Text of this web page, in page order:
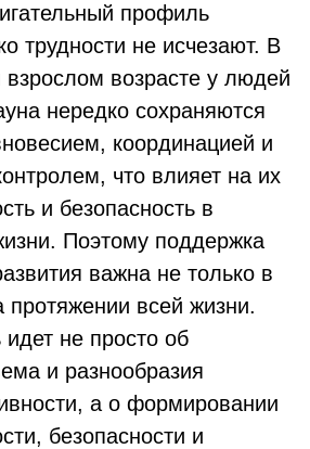
профиль
трудности не исчезают. В
взрослом возрасте у людей
нередко сохраняются
координацией и
что влияет на их
и безопасность в
Поэтому поддержка
важна не только в
протяжении всей жизни.
не просто об
и разнообразия
а о формировании
безопасности и